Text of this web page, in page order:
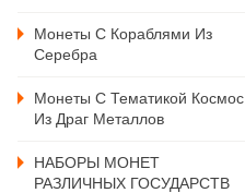
Монеты С Кораблями Из
Серебра
Монеты С Тематикой Космос
Из Драг Металлов
НАБОРЫ МОНЕТ
РАЗЛИЧНЫХ ГОСУДАРСТВ